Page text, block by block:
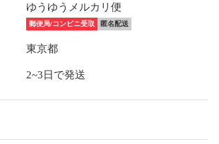
ゆうゆうメルカリ便
郵便局/コンビニ受取 匿名配送
東京都
2~3日で発送